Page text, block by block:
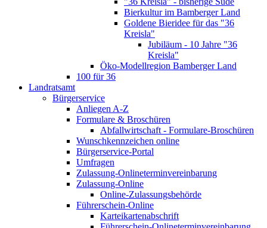
Bierkultur im Bamberger Land
Goldene Bieridee für das "36
Kreisla"
Jubiläum - 10 Jahre "36
Kreisla"
Öko-Modellregion Bamberger Land
100 für 36
Landratsamt
Bürgerservice
Anliegen A-Z
Formulare & Broschüren
Abfallwirtschaft - Formulare-Broschüren
Wunschkennzeichen online
Bürgerservice-Portal
Umfragen
Zulassung-Onlineterminvereinbarung
Zulassung-Online
Online-Zulassungsbehörde
Führerschein-Online
Karteikartenabschrift